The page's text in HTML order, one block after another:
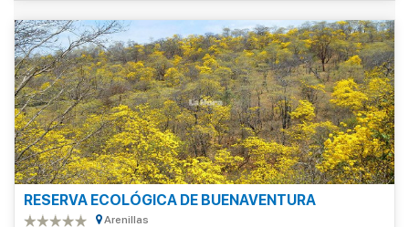
RESERVA ECOLÓGICA DE BUENAVENTURA
Arenillas